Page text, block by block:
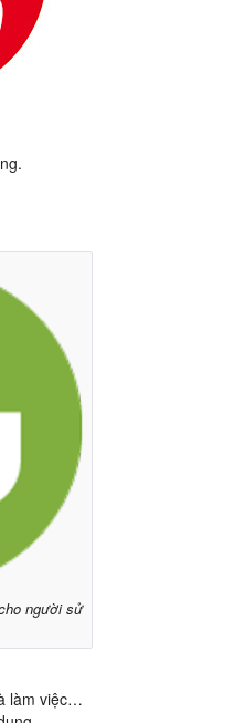
người sử
làm việc…